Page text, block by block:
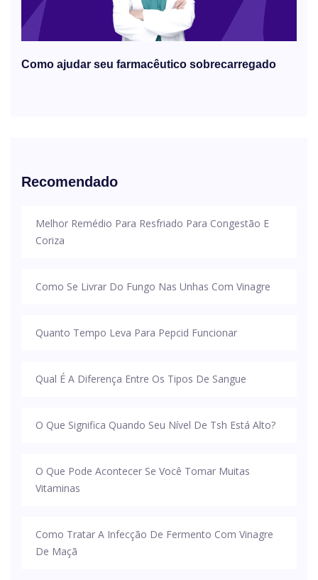
Como ajudar seu farmacêutico sobrecarregado
Recomendado
Melhor Remédio Para Resfriado Para Congestão E
Coriza
Como Se Livrar Do Fungo Nas Unhas Com Vinagre
Quanto Tempo Leva Para Pepcid Funcionar
Qual É A Diferença Entre Os Tipos De Sangue
O Que Significa Quando Seu Nível De Tsh Está Alto?
O Que Pode Acontecer Se Você Tomar Muitas
Vitaminas
Como Tratar A Infecção De Fermento Com Vinagre
De Maçã